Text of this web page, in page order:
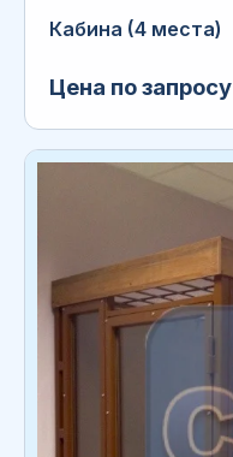
Кабина (4 места)
Цена по запросу